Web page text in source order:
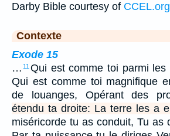
Darby Bible courtesy of CCEL.org
Contexte
Exode 15
… 11 Qui est comme toi parmi les
Qui est comme toi magnifique
de louanges, Opérant des
étendu ta droite: La terre les a
miséricorde tu as conduit, Tu as